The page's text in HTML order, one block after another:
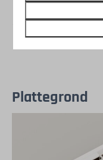
€ 295.000,-
Plattegrond